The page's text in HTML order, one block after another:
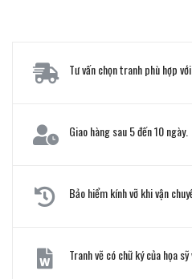
Tư vấn chọn tranh phù hợp
Giao hàng sau 5 đến 10 ngày.
Bảo hiểm kính vỡ khi vận
Tranh vẽ có chữ ký của họa